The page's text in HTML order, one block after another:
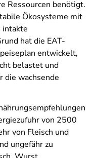
Ressourcen benötigt.
Ökosysteme mit
intakte
hat die EAT-
entwickelt,
belastet und
die wachsende
von 2500
von Fleisch und
ungefähr zu